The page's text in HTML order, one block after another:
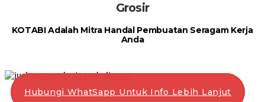
Grosir
KOTABI Adalah Mitra Handal Pembuatan Seragam Kerja
Anda
Hubungi WhatSapp Untuk Info Lebih Lanjut